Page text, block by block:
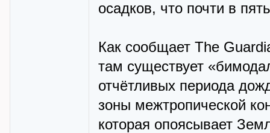
осадков, что почти в
Как сообщает The
там существует
отчётливых периода
зоны межтропической
которая опоясывает